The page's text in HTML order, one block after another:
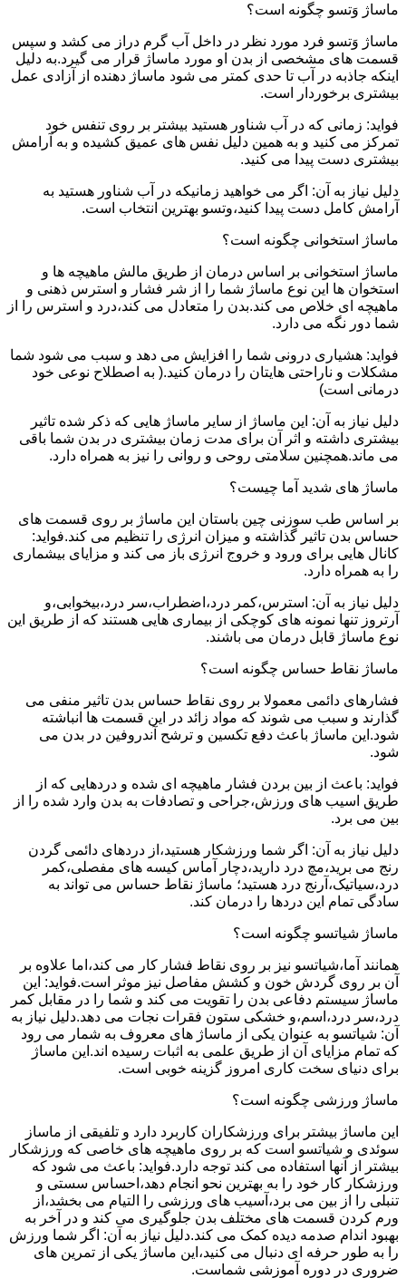
ماساژ وَتسو چگونه است؟
ماساژ وَتسو فرد مورد نظر در داخل آب گرم دراز می کشد و سپس
قسمت های مشخصی از بدن او مورد ماساژ قرار می گیرد.به دلیل
اینکه جاذبه در آب تا حدی کمتر می شود ماساژ دهنده از آزادی عمل
بیشتری برخوردار است.
فواید: زمانی که در آب شناور هستید بیشتر بر روی تنفس خود
تمرکز می کنید و به همین دلیل نفس های عمیق کشیده و به آرامش
بیشتری دست پیدا می کنید.
دلیل نیاز به آن: اگر می خواهید زمانیکه در آب شناور هستید به
آرامش کامل دست پیدا کنید،وتسو بهترین انتخاب است.
ماساژ استخوانی چگونه است؟
ماساژ استخوانی بر اساس درمان از طریق مالش ماهیچه ها و
استخوان ها این نوع ماساژ شما را از شر فشار و استرس ذهنی و
ماهیچه ای خلاص می کند.بدن را متعادل می کند،درد و استرس را از
شما دور نگه می دارد.
فواید: هشیاری درونی شما را افزایش می دهد و سبب می شود شما
مشکلات و ناراحتی هایتان را درمان کنید.( به اصطلاح نوعی خود
درمانی است)
دلیل نیاز به آن: این ماساژ از سایر ماساژ هایی که ذکر شده تاثیر
بیشتری داشته و اثر آن برای مدت زمان بیشتری در بدن شما باقی
می ماند.همچنین سلامتی روحی و روانی را نیز به همراه دارد.
ماساژ های شدید آما چیست؟
بر اساس طب سوزنی چین باستان این ماساژ بر روی قسمت های
حساس بدن تاثیر گذاشته و میزان انرژی را تنظیم می کند.فواید:
کانال هایی برای ورود و خروج انرژی باز می کند و مزایای بیشماری
را به همراه دارد.
دلیل نیاز به آن: استرس،کمر درد،اضطراب،سر درد،بیخوابی،و
آرتروز تنها نمونه های کوچکی از بیماری هایی هستند که از طریق این
نوع ماساژ قابل درمان می باشند.
ماساژ نقاط حساس چگونه است؟
فشارهای دائمی معمولا بر روی نقاط حساس بدن تاثیر منفی می
گذارند و سبب می شوند که مواد زائد در این قسمت ها انباشته
شود.این ماساژ باعث دفع تکسین و ترشح آندروفین در بدن می
شود.
فواید: باعث از بین بردن فشار ماهیچه ای شده و دردهایی که از
طریق اسیب های ورزش،جراحی و تصادفات به بدن وارد شده را از
بین می برد.
دلیل نیاز به آن: اگر شما ورزشکار هستید،از دردهای دائمی گردن
رنج می برید،مچ درد دارید،دچار آماس کیسه های مفصلی،کمر
درد،سیاتیک،آرنج درد هستید؛ ماساژ نقاط حساس می تواند به
سادگی تمام این دردها را درمان کند.
ماساژ شیاتسو چگونه است؟
همانند آما،شیاتسو نیز بر روی نقاط فشار کار می کند،اما علاوه بر
آن بر روی گردش خون و کشش مفاصل نیز موثر است.فواید: این
ماساژ سیستم دفاعی بدن را تقویت می کند و شما را در مقابل کمر
درد،سر درد،اسم،و خشکی ستون فقرات نجات می دهد.دلیل نیاز به
آن: شیاتسو به عنوان یکی از ماساژ های معروف به شمار می رود
که تمام مزایای آن از طریق علمی به اثبات رسیده اند.این ماساژ
برای دنیای سخت کاری امروز گزینه خوبی است.
ماساژ ورزشی چگونه است؟
این ماساژ بیشتر برای ورزشکاران کاربرد دارد و تلفیقی از ماساز
سوئدی و شیاتسو است که بر روی ماهیچه های خاصی که ورزشکار
بیشتر از آنها استفاده می کند توجه دارد.فواید: باعث می شود که
ورزشکار کار خود را به بهترین نحو انجام دهد،احساس سستی و
تنبلی را از بین می برد،آسیب های ورزشی را التیام می بخشد،از
ورم کردن قسمت های مختلف بدن جلوگیری می کند و در آخر به
بهبود اندام صدمه دیده کمک می کند.دلیل نیاز به آن: اگر شما ورزش
را به طور حرفه ای دنبال می کنید،این ماساژ یکی از تمرین های
ضروری در دوره آموزشی شماست.